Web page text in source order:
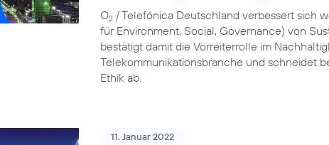
O2 / Telefónica Deutschland verbessert sich
für Environment, Social, Governance) von
bestätigt damit die Vorreiterrolle im
Telekommunikationsbranche und schneidet
Ethik ab.
11. Januar 2022